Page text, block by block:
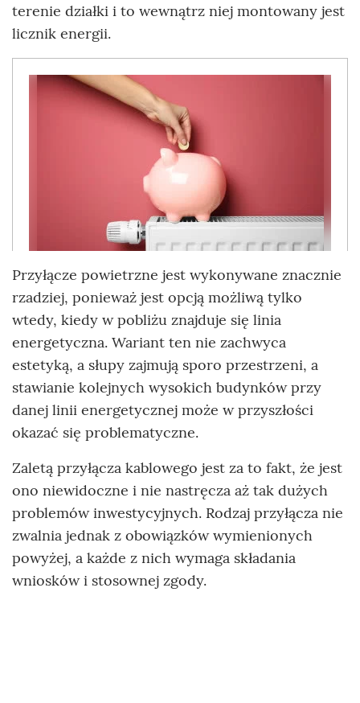
terenie działki i to wewnątrz niej montowany jest
licznik energii.
Przyłącze powietrzne jest wykonywane znacznie
rzadziej, ponieważ jest opcją możliwą tylko
wtedy, kiedy w pobliżu znajduje się linia
energetyczna. Wariant ten nie zachwyca
estetyką, a słupy zajmują sporo przestrzeni, a
stawianie kolejnych wysokich budynków przy
danej linii energetycznej może w przyszłości
okazać się problematyczne.
Zaletą przyłącza kablowego jest za to fakt, że jest
ono niewidoczne i nie nastręcza aż tak dużych
problemów inwestycyjnych. Rodzaj przyłącza nie
zwalnia jednak z obowiązków wymienionych
powyżej, a każde z nich wymaga składania
wniosków i stosownej zgody.